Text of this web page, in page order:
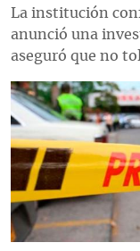
La institución
anunció una
aseguró que no
Contenido multimedia